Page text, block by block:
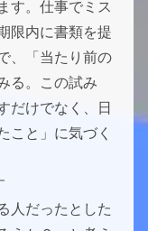
す。仕事でミス
限内に書類を提
、「当たり前の
る。この試み
だけでなく、日
こと」に気づく
人だったとした